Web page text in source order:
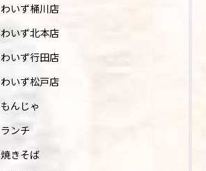
わいず桶川店
わいず北本店
わいず行田店
わいず松戸店
もんじゃ
ランチ
焼きそば